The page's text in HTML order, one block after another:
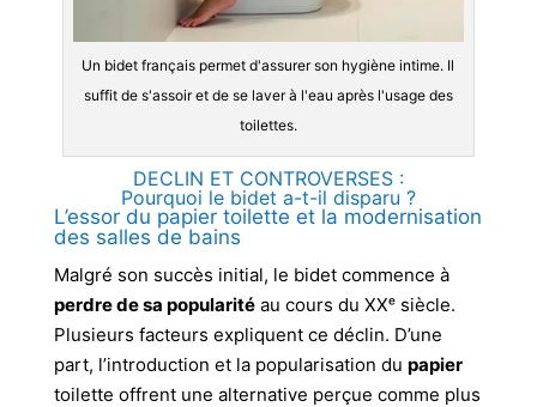
Un bidet français permet d'assurer son hygiène intime. Il
suffit de s'assoir et de se laver à l'eau après l'usage des
toilettes.
DECLIN ET CONTROVERSES :
Pourquoi le bidet a-t-il disparu ?
L’essor du papier toilette et la modernisation
des salles de bains
Malgré son succès initial, le bidet commence à
perdre de sa popularitéau cours du XXᵉ siècle.
Plusieurs facteurs expliquent ce déclin. D’une
part, l’introduction et la popularisation du papier
toilette offrent une alternative perçue comme plus